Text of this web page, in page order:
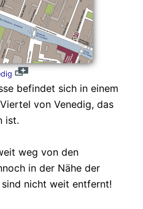
befindet sich in einem
von Venedig, das
ist.
weg von den
in der Nähe der
nicht weit entfernt!